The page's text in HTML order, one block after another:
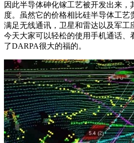
因此半导体砷化镓工艺被开发出来，
度。虽然它的价格相比硅半导体工艺
满足无线通讯，卫星和雷达以及军工
今天大家可以轻松的使用手机通话、
了DARPA很大的福的。